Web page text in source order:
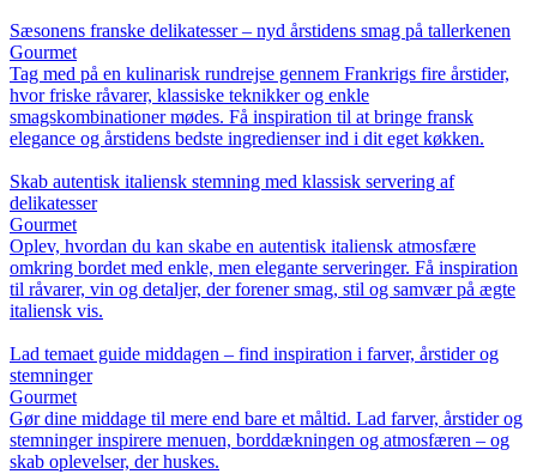
Sæsonens franske delikatesser – nyd årstidens smag på tallerkenen
Gourmet
Tag med på en kulinarisk rundrejse gennem Frankrigs fire årstider,
hvor friske råvarer, klassiske teknikker og enkle
smagskombinationer mødes. Få inspiration til at bringe fransk
elegance og årstidens bedste ingredienser ind i dit eget køkken.
Skab autentisk italiensk stemning med klassisk servering af
delikatesser
Gourmet
Oplev, hvordan du kan skabe en autentisk italiensk atmosfære
omkring bordet med enkle, men elegante serveringer. Få inspiration
til råvarer, vin og detaljer, der forener smag, stil og samvær på ægte
italiensk vis.
Lad temaet guide middagen – find inspiration i farver, årstider og
stemninger
Gourmet
Gør dine middage til mere end bare et måltid. Lad farver, årstider og
stemninger inspirere menuen, borddækningen og atmosfæren – og
skab oplevelser, der huskes.